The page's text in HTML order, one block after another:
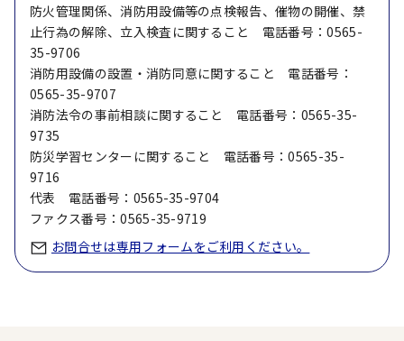
防火管理関係、消防用設備等の点検報告、催物の開催、禁
止行為の解除、立入検査に関すること 電話番号：0565-
35-9706
消防用設備の設置・消防同意に関すること 電話番号：
0565-35-9707
消防法令の事前相談に関すること 電話番号：0565-35-
9735
防災学習センターに関すること 電話番号：0565-35-
9716
代表 電話番号：0565-35-9704
ファクス番号：0565-35-9719
お問合せは専用フォームをご利用ください。